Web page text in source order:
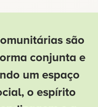
são
conjunta e
um espaço
o espírito